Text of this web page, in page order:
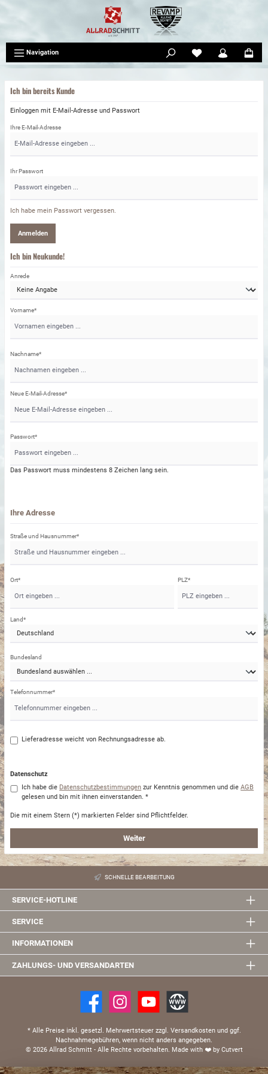
Navigation
Ich bin bereits Kunde
Einloggen mit E-Mail-Adresse und Passwort
Ihre E-Mail-Adresse
Ihr Passwort
Ich habe mein Passwort vergessen.
Anmelden
Ich bin Neukunde!
Persönliche Informationen
Anrede
Vorname*
Nachname*
Neue E-Mail-Adresse*
Passwort*
Das Passwort muss mindestens 8 Zeichen lang sein.
Ihre Adresse
Straße und Hausnummer*
Ort* PLZ*
Land*
Bundesland
Telefonnummer*
Lieferadresse weicht von Rechnungsadresse ab.
Datenschutz
Ich habe die Datenschutzbestimmungen zur Kenntnis genommen und dieAGB
gelesen und bin mit ihnen einverstanden. *
Die mit einem Stern (*) markierten Felder sind Pflichtfelder.
Weiter
SCHNELLE BEARBEITUNG
SERVICE-HOTLINE
SERVICE
INFORMATIONEN
ZAHLUNGS- UND VERSANDARTEN
* Alle Preise inkl. gesetzl. Mehrwertsteuer zzgl. Versandkosten und ggf.
Nachnahmegebühren, wenn nicht anders angegeben.
© 2026 Allrad Schmitt - Alle Rechte vorbehalten. Made with ❤️by Cutvert